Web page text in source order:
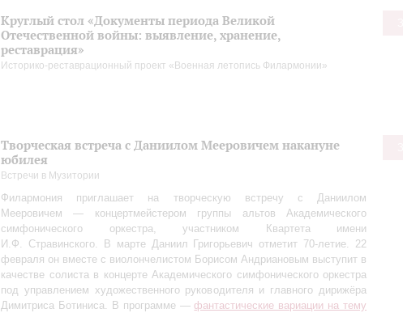
Круглый стол «Документы периода Великой
Отечественной войны: выявление, хранение,
реставрация»
Историко-реставрационный проект «Военная летопись Филармонии»
Творческая встреча с Даниилом Мееровичем накануне
юбилея
Встречи в Музитории
Филармония приглашает на творческую встречу с Даниилом
Мееровичем — концертмейстером группы альтов Академического
симфонического оркестра, участником Квартета имени
И.Ф. Стравинского. В марте Даниил Григорьевич отметит 70‑летие. 22
февраля он вместе с виолончелистом Борисом Андриановым выступит в
качестве солиста в концерте Академического симфонического оркестра
под управлением художественного руководителя и главного дирижёра
Димитриса Ботиниса. В программе — фантастические вариации на тему